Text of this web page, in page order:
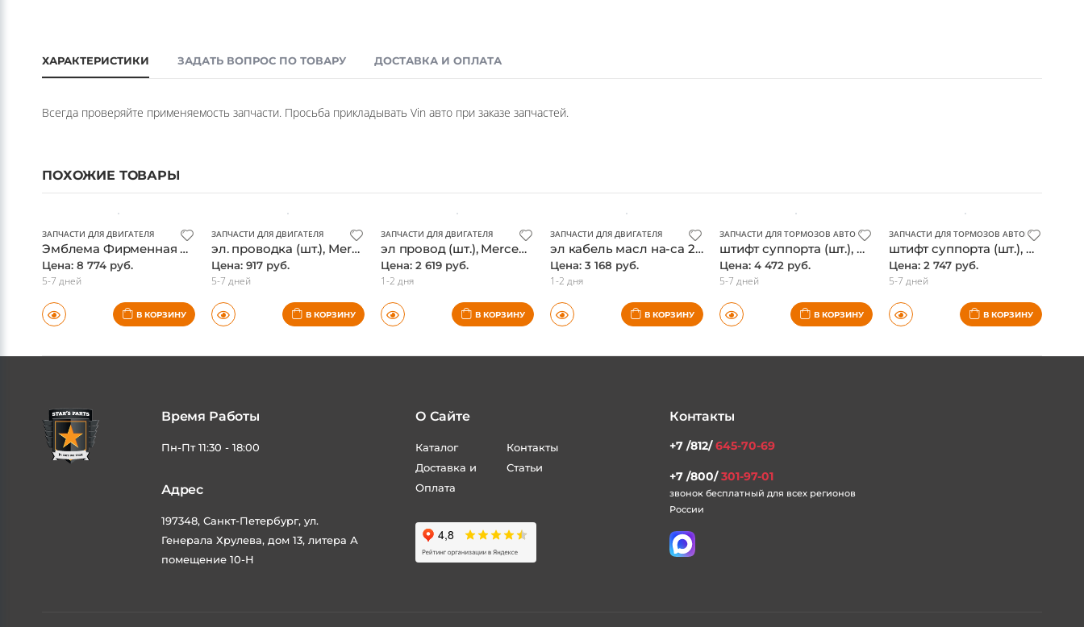
ХАРАКТЕРИСТИКИ ЗАДАТЬ ВОПРОС ПО ТОВАРУ ДОСТАВКА И ОПЛАТА
Всегда проверяйте применяемость запчасти. Просьба прикладывать Vin авто при заказе запчастей.
ПОХОЖИЕ ТОВАРЫ
ЗАПЧАСТИ ДЛЯ ДВИГАТЕЛЯ
Эмблема Фирменная Решетки Радиатора(1778884200) (шт.), Mercedes, оригинал
Цена: 8 774 руб.
5-7 дней
В КОРЗИНУ
ЗАПЧАСТИ ДЛЯ ДВИГАТЕЛЯ
эл. проводка (шт.), Mercedes, оригинал
Цена: 917 руб.
5-7 дней
В КОРЗИНУ
ЗАПЧАСТИ ДЛЯ ДВИГАТЕЛЯ
эл провод (шт.), Mercedes, оригинал
Цена: 2 619 руб.
1-2 дня
В КОРЗИНУ
ЗАПЧАСТИ ДЛЯ ДВИГАТЕЛЯ
эл кабель масл на-са 2741500120 (шт.), Mercedes, оригинал
Цена: 3 168 руб.
1-2 дня
В КОРЗИНУ
ЗАПЧАСТИ ДЛЯ ТОРМОЗОВ АВТОМОБИЛЯ
штифт суппорта (шт.), Mercedes, оригинал
Цена: 4 472 руб.
5-7 дней
В КОРЗИНУ
ЗАПЧАСТИ ДЛЯ ТОРМОЗОВ АВТОМОБИЛЯ
штифт суппорта (шт.), Mercedes, оригинал
Цена: 2 747 руб.
5-7 дней
В КОРЗИНУ
Время Работы
Пн-Пт 11:30 - 18:00
Адрес
197348, Санкт-Петербург, ул.
Генерала Хрулева, дом 13, литера А
помещение 10-Н
О Сайте
Каталог
Доставка и
Оплата
Контакты
Статьи
Контакты
+7 /812/645-70-69
+7 /800/301-97-01
звонок бесплатный для всех регионов
России